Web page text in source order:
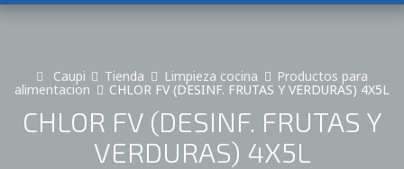
Caupi Tienda Limpieza cocina Productos para
alimentacion CHLOR FV (DESINF. FRUTAS Y VERDURAS) 4X5L
CHLOR FV (DESINF. FRUTAS Y
VERDURAS) 4X5L